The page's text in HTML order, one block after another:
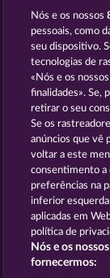
SNEGUROCHKA
Empresa
Nós e os nossos
pessoais, como
seu dispositivo.
tecnologias de
«Nós e os
finalidades». Se,
retirar o seu
Se os
anúncios que vê
voltar a este
consentimento a
preferências na
inferior esquerda
aplicadas em
política de
Nós e os
fornecermos: